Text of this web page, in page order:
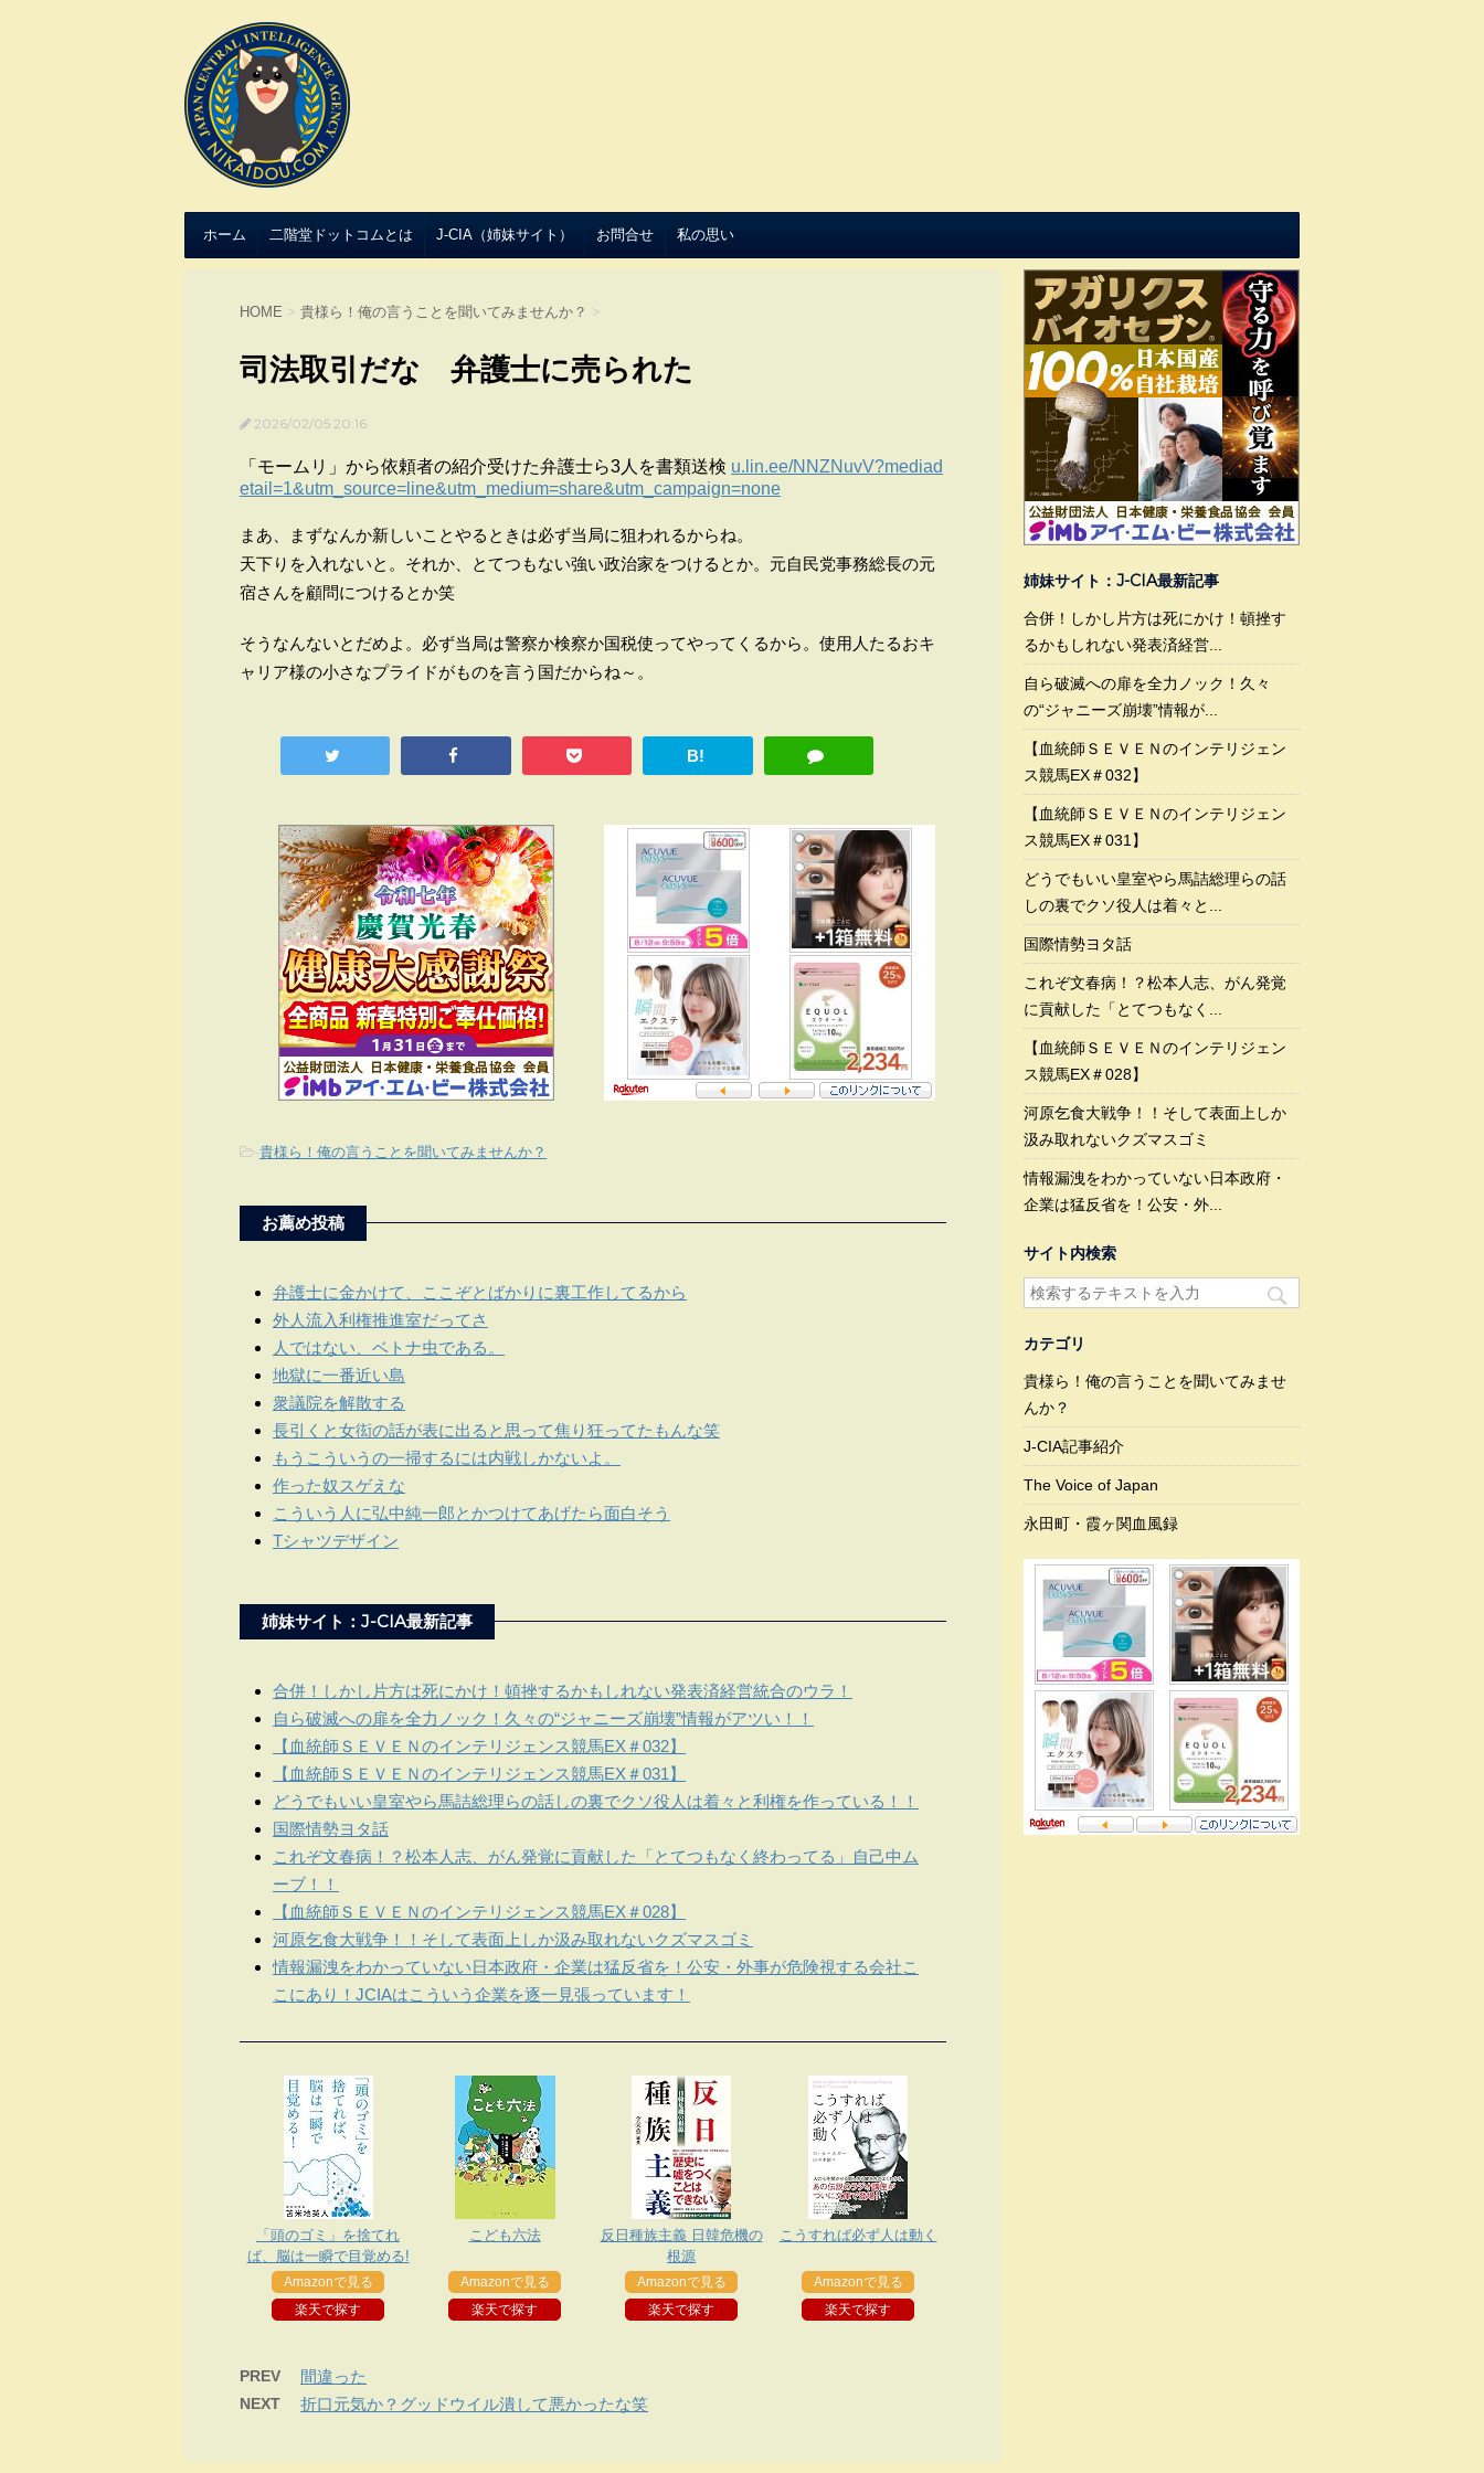
ホーム 二階堂ドットコムとは J-CIA（姉妹サイト） お問合せ 私の思い
HOME > 貴様ら！俺の言うことを聞いてみませんか？ >
司法取引だな 弁護士に売られた
2026/02/05 20:16
「モームリ」から依頼者の紹介受けた弁護士ら3人を書類送検 u.lin.ee/NNZNuvV?mediad
etail=1&utm_source=line&utm_medium=share&utm_campaign=none
まあ、まずなんか新しいことやるときは必ず当局に狙われるからね。
天下りを入れないと。それか、とてつもない強い政治家をつけるとか。元自民党事務総長の元
宿さんを顧問につけるとか笑
そうなんないとだめよ。必ず当局は警察か検察か国税使ってやってくるから。使用人たるおキ
ャリア様の小さなプライドがものを言う国だからね～。
B!
-貴様ら！俺の言うことを聞いてみませんか？
お薦め投稿
弁護士に金かけて、ここぞとばかりに裏工作してるから
外人流入利権推進室だってさ
人ではない、ベトナ虫である。
地獄に一番近い島
衆議院を解散する
長引くと女衒の話が表に出ると思って焦り狂ってたもんな笑
もうこういうの一掃するには内戦しかないよ。
作った奴スゲえな
こういう人に弘中純一郎とかつけてあげたら面白そう
Tシャツデザイン
姉妹サイト：J-CIA最新記事
合併！しかし片方は死にかけ！頓挫するかもしれない発表済経営統合のウラ！
自ら破滅への扉を全力ノック！久々の“ジャニーズ崩壊”情報がアツい！！
【血統師ＳＥＶＥＮのインテリジェンス競馬EX＃032】
【血統師ＳＥＶＥＮのインテリジェンス競馬EX＃031】
どうでもいい皇室やら馬詰総理らの話しの裏でクソ役人は着々と利権を作っている！！
国際情勢ヨタ話
これぞ文春病！？松本人志、がん発覚に貢献した「とてつもなく終わってる」自己中ム
ーブ！！
【血統師ＳＥＶＥＮのインテリジェンス競馬EX＃028】
河原乞食大戦争！！そして表面上しか汲み取れないクズマスゴミ
情報漏洩をわかっていない日本政府・企業は猛反省を！公安・外事が危険視する会社こ
こにあり！JCIAはこういう企業を逐一見張っています！
「頭のゴミ」を捨てれ
ば、脳は一瞬で目覚める!
Amazonで見る
楽天で探す
こども六法
Amazonで見る
楽天で探す
反日種族主義 日韓危機の
根源
Amazonで見る
楽天で探す
こうすれば必ず人は動く
Amazonで見る
楽天で探す
PREV 間違った
NEXT 折口元気か？グッドウイル潰して悪かったな笑
姉妹サイト：J-CIA最新記事
合併！しかし片方は死にかけ！頓挫す
るかもしれない発表済経営...
自ら破滅への扉を全力ノック！久々
の“ジャニーズ崩壊”情報が...
【血統師ＳＥＶＥＮのインテリジェン
ス競馬EX＃032】
【血統師ＳＥＶＥＮのインテリジェン
ス競馬EX＃031】
どうでもいい皇室やら馬詰総理らの話
しの裏でクソ役人は着々と...
国際情勢ヨタ話
これぞ文春病！？松本人志、がん発覚
に貢献した「とてつもなく...
【血統師ＳＥＶＥＮのインテリジェン
ス競馬EX＃028】
河原乞食大戦争！！そして表面上しか
汲み取れないクズマスゴミ
情報漏洩をわかっていない日本政府・
企業は猛反省を！公安・外...
サイト内検索
カテゴリ
貴様ら！俺の言うことを聞いてみませ
んか？
J-CIA記事紹介
The Voice of Japan
永田町・霞ヶ関血風録